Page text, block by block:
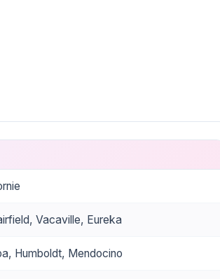
Vacaville, Eureka
Humboldt, Mendocino